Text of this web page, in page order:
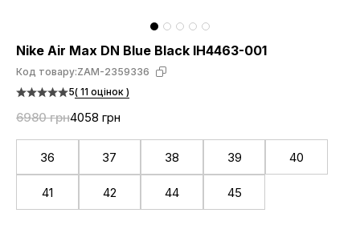
Nike Air Max DN Blue Black IH4463-001
Код товару:ZAM-2359336
5( 11 оцінок )
6980 грн4058 грн
36 37 38 39 40
41 42 44 45